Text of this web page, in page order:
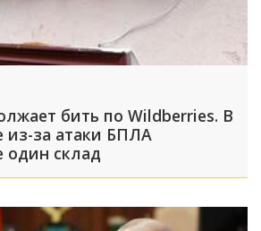
бить по Wildberries. В
из-за атаки БПЛА
один склад